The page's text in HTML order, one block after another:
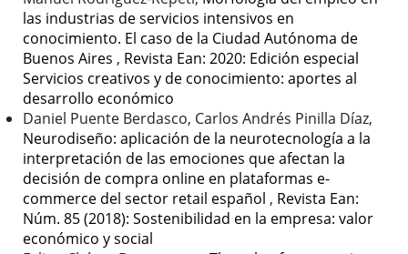
las industrias de servicios intensivos en
conocimiento. El caso de la Ciudad Autónoma de
Buenos Aires , Revista Ean: 2020: Edición especial
Servicios creativos y de conocimiento: aportes al
desarrollo económico
Daniel Puente Berdasco, Carlos Andrés Pinilla Díaz,
Neurodiseño: aplicación de la neurotecnología a la
interpretación de las emociones que afectan la
decisión de compra online en plataformas e-
commerce del sector retail español , Revista Ean:
Núm. 85 (2018): Sostenibilidad en la empresa: valor
económico y social